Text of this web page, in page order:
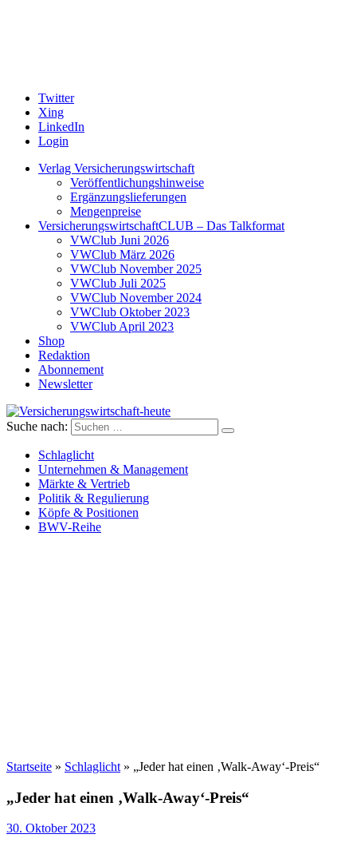
Twitter
Xing
LinkedIn
Login
Verlag Versicherungswirtschaft
Veröffentlichungshinweise
Ergänzungslieferungen
Mengenpreise
VersicherungswirtschaftCLUB – Das Talkformat
VWClub Juni 2026
VWClub März 2026
VWClub November 2025
VWClub Juli 2025
VWClub November 2024
VWClub Oktober 2023
VWClub April 2023
Shop
Redaktion
Abonnement
Newsletter
Versicherungswirtschaft-heute
Suche nach:
Schlaglicht
Unternehmen & Management
Märkte & Vertrieb
Politik & Regulierung
Köpfe & Positionen
BWV-Reihe
Startseite » Schlaglicht » „Jeder hat einen ‚Walk-Away‘-Preis“
„Jeder hat einen ‚Walk-Away‘-Preis“
30. Oktober 2023